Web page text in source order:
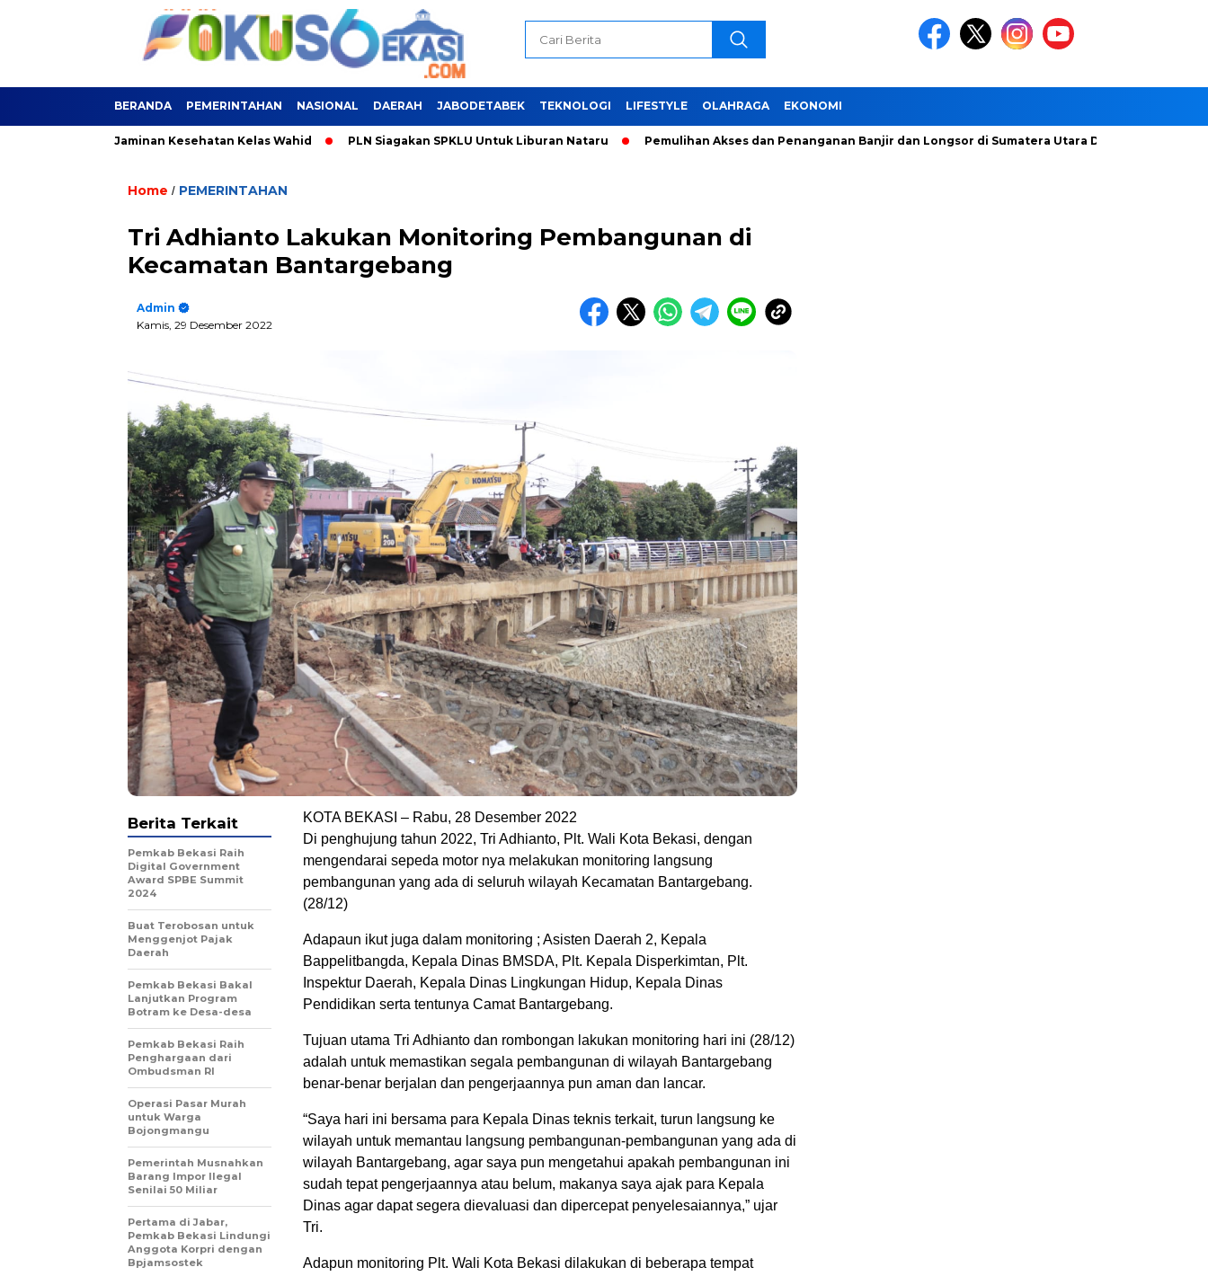
BERANDA PEMERINTAHAN NASIONAL DAERAH JABODETABEK TEKNOLOGI LIFESTYLE OLAHRAGA EKONOMI
Jaminan Kesehatan Kelas Wahid PLN Siagakan SPKLU Untuk Liburan Nataru Pemulihan Akses dan Penanganan Banjir dan Longsor di Sumatera Utara Dipercepat
Home / PEMERINTAHAN
Tri Adhianto Lakukan Monitoring Pembangunan di
Kecamatan Bantargebang
Admin
Kamis, 29 Desember 2022
KOTA BEKASI – Rabu, 28 Desember 2022
Di penghujung tahun 2022, Tri Adhianto, Plt. Wali Kota Bekasi, dengan
mengendarai sepeda motor nya melakukan monitoring langsung
pembangunan yang ada di seluruh wilayah Kecamatan Bantargebang.
(28/12)
Adapaun ikut juga dalam monitoring ; Asisten Daerah 2, Kepala
Bappelitbangda, Kepala Dinas BMSDA, Plt. Kepala Disperkimtan, Plt.
Inspektur Daerah, Kepala Dinas Lingkungan Hidup, Kepala Dinas
Pendidikan serta tentunya Camat Bantargebang.
Tujuan utama Tri Adhianto dan rombongan lakukan monitoring hari ini (28/12)
adalah untuk memastikan segala pembangunan di wilayah Bantargebang
benar-benar berjalan dan pengerjaannya pun aman dan lancar.
“Saya hari ini bersama para Kepala Dinas teknis terkait, turun langsung ke
wilayah untuk memantau langsung pembangunan-pembangunan yang ada di
wilayah Bantargebang, agar saya pun mengetahui apakah pembangunan ini
sudah tepat pengerjaannya atau belum, makanya saya ajak para Kepala
Dinas agar dapat segera dievaluasi dan dipercepat penyelesaiannya,” ujar
Tri.
Adapun monitoring Plt. Wali Kota Bekasi dilakukan di beberapa tempat
Berita Terkait
Pemkab Bekasi Raih
Digital Government
Award SPBE Summit
2024
Buat Terobosan untuk
Menggenjot Pajak
Daerah
Pemkab Bekasi Bakal
Lanjutkan Program
Botram ke Desa-desa
Pemkab Bekasi Raih
Penghargaan dari
Ombudsman RI
Operasi Pasar Murah
untuk Warga
Bojongmangu
Pemerintah Musnahkan
Barang Impor Ilegal
Senilai 50 Miliar
Pertama di Jabar,
Pemkab Bekasi Lindungi
Anggota Korpri dengan
Bpjamsostek